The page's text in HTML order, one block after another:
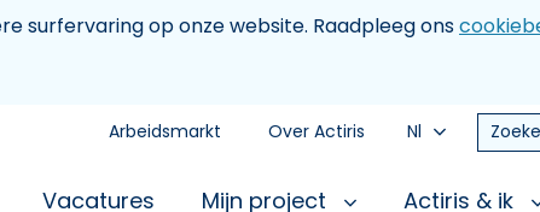
surfervaring op onze website. Raadpleeg ons
Arbeidsmarkt Over Actiris Nl
Vacatures Mijn project Actiris & ik